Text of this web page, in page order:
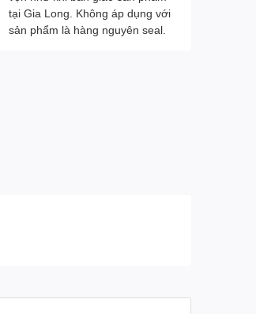
tại Gia Long. Không áp dụng với
sản phẩm là hàng nguyên seal.